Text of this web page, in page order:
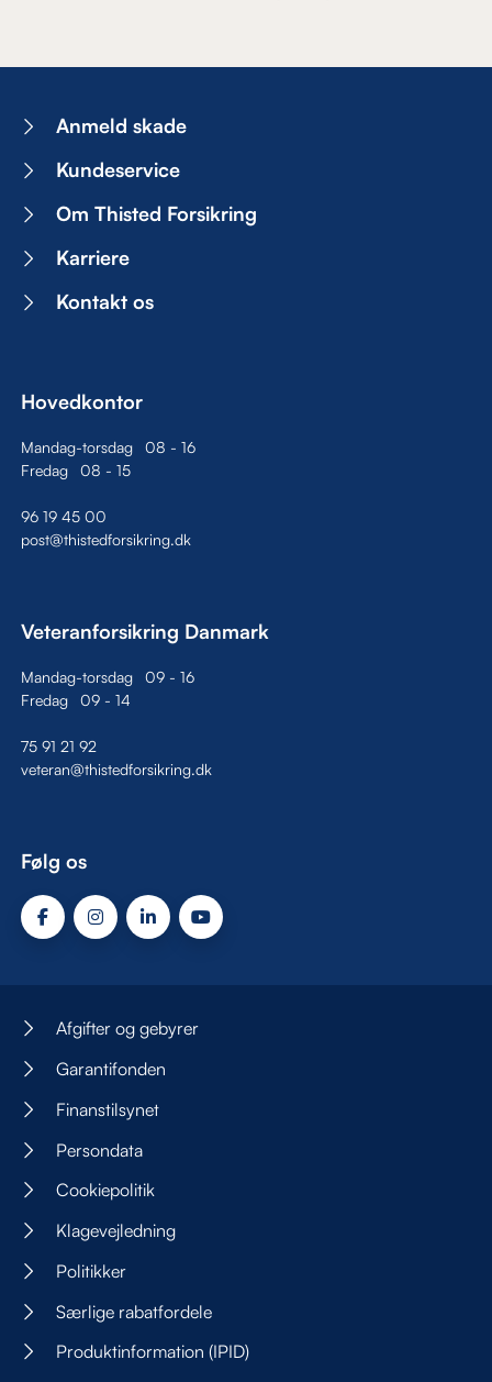
Anmeld skade
Kundeservice
Om Thisted Forsikring
Karriere
Kontakt os
Hovedkontor
Mandag-torsdag 08 - 16
Fredag
08 - 15
96 19 45 00
post@thistedforsikring.dk
Veteranforsikring Danmark
Mandag-torsdag 09- 16
Fredag
09- 14
75 91 21 92
veteran@thistedforsikring.dk
Følg os
Afgifter og gebyrer
Garantifonden
Finanstilsynet
Persondata
Cookiepolitik
Klagevejledning
Politikker
Særlige rabatfordele
Produktinformation (IPID)